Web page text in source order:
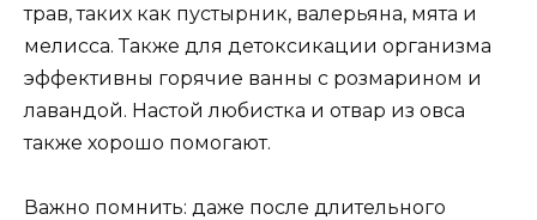
трав, таких как пустырник, валерьяна, мята и
мелисса. Также для детоксикации организма
эффективны горячие ванны с розмарином и
лавандой. Настой любистка и отвар из овса
также хорошо помогают.
Важно помнить: даже после длительного